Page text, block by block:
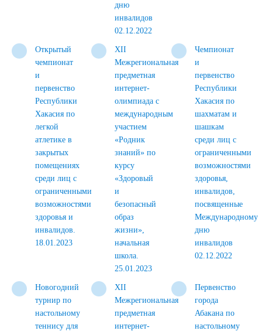
дню
инвалидов
02.12.2022
Открытый
чемпионат
и
первенство
Республики
Хакасия по
легкой
атлетике в
закрытых
помещениях
среди лиц с
ограниченными
возможностями
здоровья и
инвалидов.
18.01.2023
XII
Межрегиональная
предметная
интернет-
олимпиада с
международным
участием
«Родник
знаний» по
курсу
«Здоровый
и
безопасный
образ
жизни»,
начальная
школа.
25.01.2023
Чемпионат
и
первенство
Республики
Хакасия по
шахматам и
шашкам
среди лиц с
ограниченными
возможностями
здоровья,
инвалидов,
посвященные
Международному
дню
инвалидов
02.12.2022
Новогодний
турнир по
настольному
теннису для
XII
Межрегиональная
предметная
интернет-
Первенство
города
Абакана по
настольному